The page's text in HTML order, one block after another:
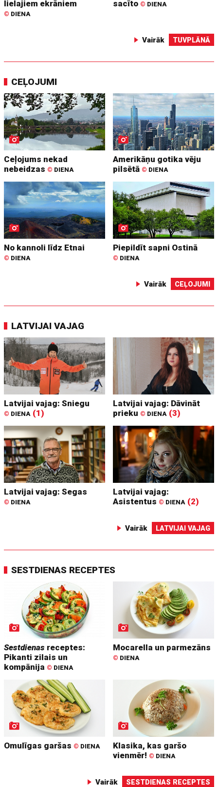
lielajiem ekrāniem
© DIENA
sacīto © DIENA
Vairāk TUVPLĀNĀ
CEĻOJUMI
Ceļojums nekad
nebeidzas © DIENA
Amerikāņu gotika vēju
pilsētā © DIENA
No kannoli līdz Etnai
© DIENA
Piepildīt sapni Ostinā
© DIENA
Vairāk CEĻOJUMI
LATVIJAI VAJAG
Latvijai vajag: Sniegu
© DIENA (1)
Latvijai vajag: Dāvināt
prieku © DIENA (3)
Latvijai vajag: Segas
© DIENA
Latvijai vajag:
Asistentus © DIENA (2)
Vairāk LATVIJAI VAJAG
SESTDIENAS RECEPTES
Sestdienas receptes:
Pikanti zilais un
kompānija © DIENA
Mocarella un parmezāns
© DIENA
Omulīgas garšas © DIENA
Klasika, kas garšo
vienmēr! © DIENA
Vairāk SESTDIENAS RECEPTES